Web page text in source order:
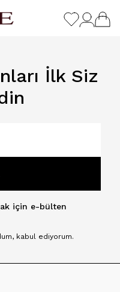
İlk Siz
için e-bülten
kabul ediyorum.